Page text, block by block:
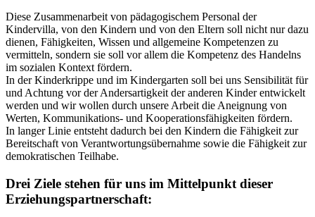
Diese Zusammenarbeit von pädagogischem Personal der
Kindervilla, von den Kindern und von den Eltern soll nicht nur dazu
dienen, Fähigkeiten, Wissen und allgemeine Kompetenzen zu
vermitteln, sondern sie soll vor allem die Kompetenz des Handelns
im sozialen Kontext fördern.
In der Kinderkrippe und im Kindergarten soll bei uns Sensibilität für
und Achtung vor der Andersartigkeit der anderen Kinder entwickelt
werden und wir wollen durch unsere Arbeit die Aneignung von
Werten, Kommunikations- und Kooperationsfähigkeiten fördern.
In langer Linie entsteht dadurch bei den Kindern die Fähigkeit zur
Bereitschaft von Verantwortungsübernahme sowie die Fähigkeit zur
demokratischen Teilhabe.
Drei Ziele stehen für uns im Mittelpunkt dieser
Erziehungspartnerschaft: